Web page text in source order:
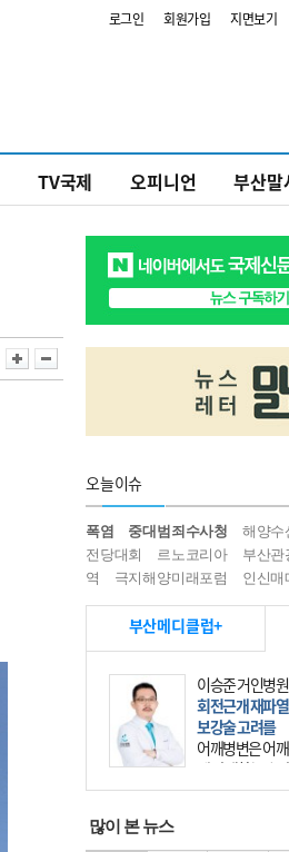
로그인 회원가입 지면보기
TV국제 오피니언 부산말
오늘이슈
폭염 중대범죄수사청 해양수
전당대회
르노코리아 부산관
역
극지해양미래포럼 인신매
부산메디클럽+
이승준 거인병
회전근개 재파
보강술 고려를
어깨병변은 어
에 발생하는 손
는 오십견과 회
많이 본 뉴스